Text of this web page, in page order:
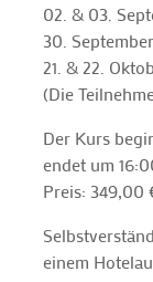
02. & 03.
30.
21. & 22.
(Die
Der Kurs
endet um
Preis: 349,00
einem